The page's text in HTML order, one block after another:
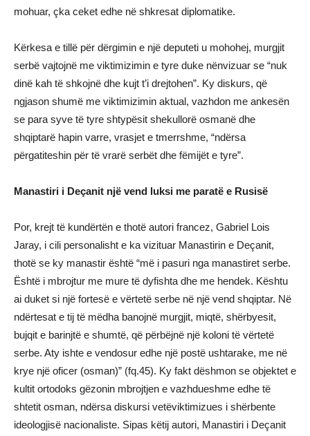
mohuar, çka ceket edhe në shkresat diplomatike.
Kërkesa e tillë për dërgimin e një deputeti u mohohej, murgjit
serbë vajtojnë me viktimizimin e tyre duke nënvizuar se “nuk
dinë kah të shkojnë dhe kujt t’i drejtohen”. Ky diskurs, që
ngjason shumë me viktimizimin aktual, vazhdon me ankesën
se para syve të tyre shtypësit shekullorë osmanë dhe
shqiptarë hapin varre, vrasjet e tmerrshme, “ndërsa
përgatiteshin për të vrarë serbët dhe fëmijët e tyre”.
Manastiri i Deçanit një vend luksi me paratë e Rusisë
Por, krejt të kundërtën e thotë autori francez, Gabriel Lois
Jaray, i cili personalisht e ka vizituar Manastirin e Deçanit,
thotë se ky manastir është “më i pasuri nga manastiret serbe.
Është i mbrojtur me mure të dyfishta dhe me hendek. Kështu
ai duket si një fortesë e vërtetë serbe në një vend shqiptar. Në
ndërtesat e tij të mëdha banojnë murgjit, miqtë, shërbyesit,
bujqit e barinjtë e shumtë, që përbëjnë një koloni të vërtetë
serbe. Aty ishte e vendosur edhe një postë ushtarake, me në
krye një oficer (osman)” (fq.45). Ky fakt dëshmon se objektet e
kultit ortodoks gëzonin mbrojtjen e vazhdueshme edhe të
shtetit osman, ndërsa diskursi vetëviktimizues i shërbente
ideologjisë nacionaliste. Sipas këtij autori, Manastiri i Deçanit